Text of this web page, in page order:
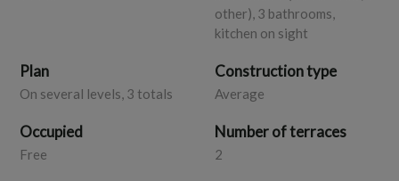
other), 3 bathrooms,
kitchen on sight
Plan
On several levels, 3 totals
Construction type
Average
Occupied
Free
Number of terraces
2